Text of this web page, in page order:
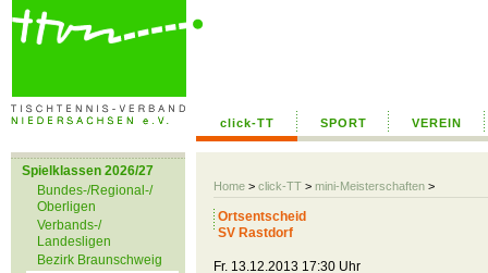
click-TT SPORT VEREIN
Home > click-TT > mini-Meisterschaften >
Spielklassen 2026/27
Bundes-/Regional-/
Oberligen
Verbands-/
Landesligen
Bezirk Braunschweig
Ortsentscheid
SV Rastdorf
Fr. 13.12.2013 17:30 Uhr